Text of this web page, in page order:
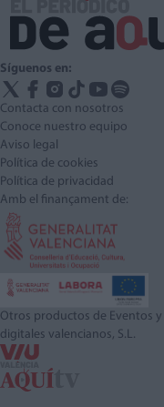
Síguenos en:
Contacta con nosotros
Conoce nuestro equipo
Aviso legal
Política de cookies
Política de privacidad
Amb el finançament de:
Otros productos de Eventos y
digitales valencianos, S.L.